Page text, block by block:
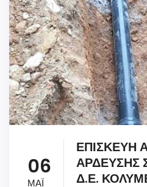
06
ΜΑΪ
ΕΠΙΣΚΕΥΗ
ΑΡΔΕΥΣΗΣ
Δ.Ε.